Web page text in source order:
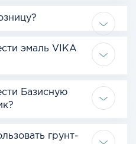
эмаль VIKA
Базисную
грунт-